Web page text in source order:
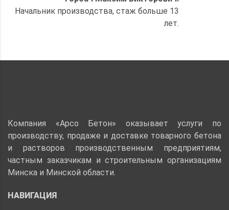
Начальник производства, стаж больше 13
лет.
Компания «Арсо Бетон» оказывает услуги по
производству, продаже и доставке товарного бетона
и растворов производственным предприятиям,
частным заказчикам и строительным организациям
Минска и Минской области.
НАВИГАЦИЯ